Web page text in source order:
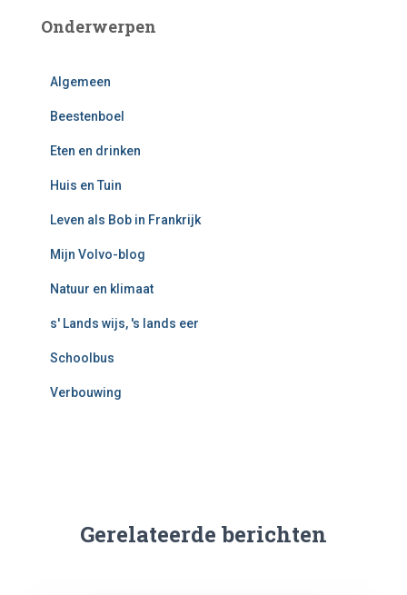
Onderwerpen
Algemeen
Beestenboel
Eten en drinken
Huis en Tuin
Leven als Bob in Frankrijk
Mijn Volvo-blog
Natuur en klimaat
s' Lands wijs, 's lands eer
Schoolbus
Verbouwing
Gerelateerde berichten